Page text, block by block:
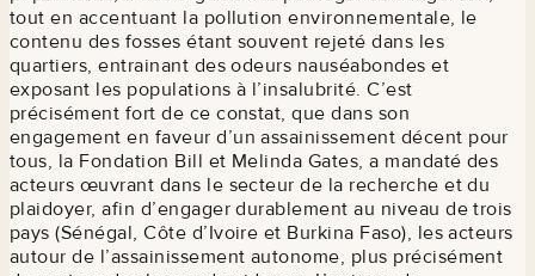
tout en accentuant la pollution environnementale, le
contenu des fosses étant souvent rejeté dans les
quartiers, entrainant des odeurs nauséabondes et
exposant les populations à l’insalubrité. C’est
précisément fort de ce constat, que dans son
engagement en faveur d’un assainissement décent pour
tous, la Fondation Bill et Melinda Gates, a mandaté des
acteurs œuvrant dans le secteur de la recherche et du
plaidoyer, afin d’engager durablement au niveau de trois
pays (Sénégal, Côte d’Ivoire et Burkina Faso), les acteurs
autour de l’assainissement autonome, plus précisément